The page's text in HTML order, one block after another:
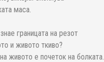
маса.
границата на резот
и живото ткиво?
живото е почеток на болката.